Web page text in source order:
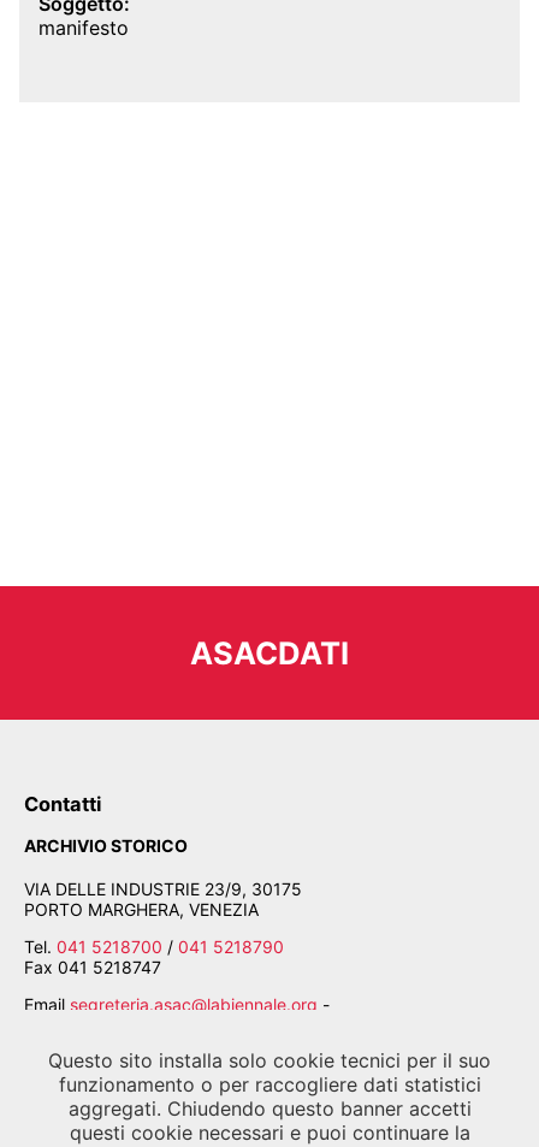
manifesto
ASACDATI
Contatti
ARCHIVIO STORICO
VIA DELLE INDUSTRIE 23/9, 30175
PORTO MARGHERA, VENEZIA
Tel. 041 5218700 / 041 5218790
Fax 041 5218747
Email segreteria.asac@labiennale.org -
BIBLIOTECA DELLA BIENNALE
CALLE PALUDO SANT'ANTONIO, 30122 VENEZIA
041 5218939
Questo sito installa solo cookie tecnici per il suo
funzionamento o per raccogliere dati statistici
aggregati. Chiudendo questo banner accetti
questi cookie necessari e puoi continuare la